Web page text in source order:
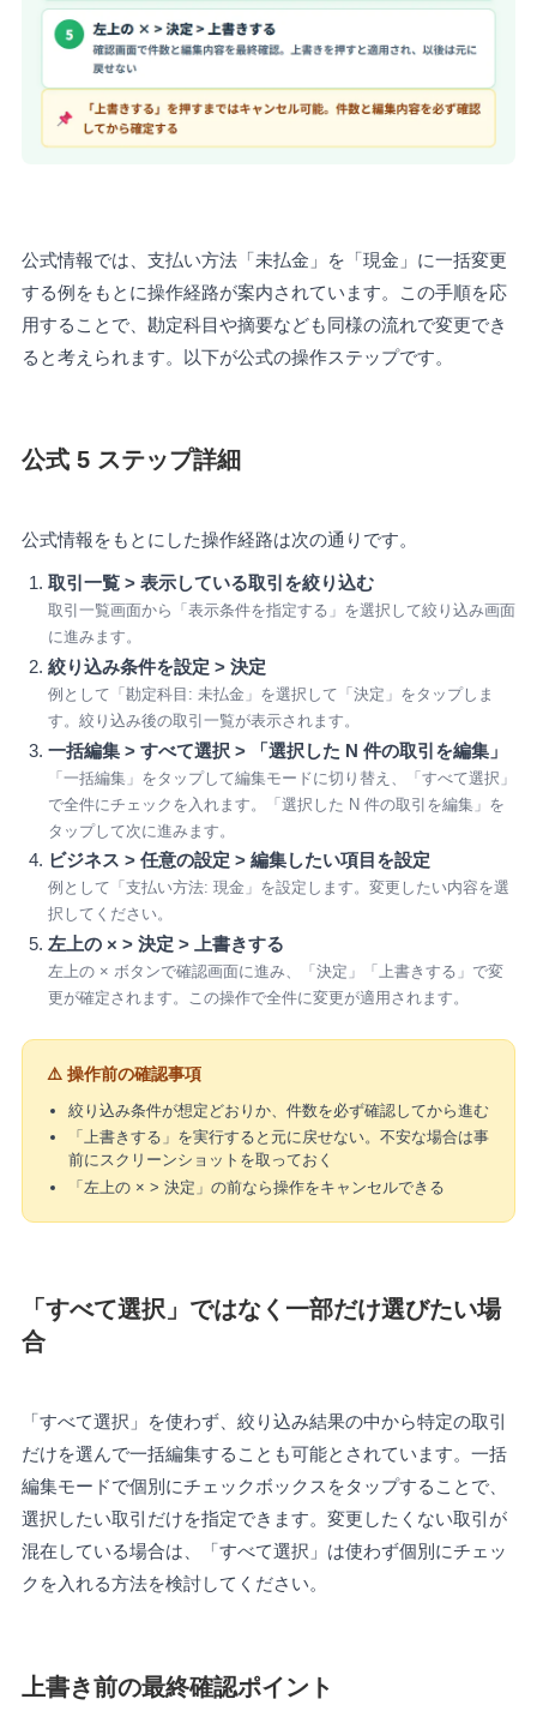
公式情報では、支払い方法「未払金」を「現金」に一括変更
する例をもとに操作経路が案内されています。この手順を応
用することで、勘定科目や摘要なども同様の流れで変更でき
ると考えられます。以下が公式の操作ステップです。
公式 5 ステップ詳細
公式情報をもとにした操作経路は次の通りです。
取引一覧 > 表示している取引を絞り込む
取引一覧画面から「表示条件を指定する」を選択して絞り込み画面
に進みます。
絞り込み条件を設定 > 決定
例として「勘定科目: 未払金」を選択して「決定」をタップしま
す。絞り込み後の取引一覧が表示されます。
一括編集 > すべて選択 > 「選択した N 件の取引を編集」
「一括編集」をタップして編集モードに切り替え、「すべて選択」
で全件にチェックを入れます。「選択した N 件の取引を編集」を
タップして次に進みます。
ビジネス > 任意の設定 > 編集したい項目を設定
例として「支払い方法: 現金」を設定します。変更したい内容を選
択してください。
左上の × > 決定 > 上書きする
左上の × ボタンで確認画面に進み、「決定」「上書きする」で変
更が確定されます。この操作で全件に変更が適用されます。
⚠️ 操作前の確認事項
絞り込み条件が想定どおりか、件数を必ず確認してから進む
「上書きする」を実行すると元に戻せない。不安な場合は事
前にスクリーンショットを取っておく
「左上の × > 決定」の前なら操作をキャンセルできる
「すべて選択」ではなく一部だけ選びたい場
合
「すべて選択」を使わず、絞り込み結果の中から特定の取引
だけを選んで一括編集することも可能とされています。一括
編集モードで個別にチェックボックスをタップすることで、
選択したい取引だけを指定できます。変更したくない取引が
混在している場合は、「すべて選択」は使わず個別にチェッ
クを入れる方法を検討してください。
上書き前の最終確認ポイント